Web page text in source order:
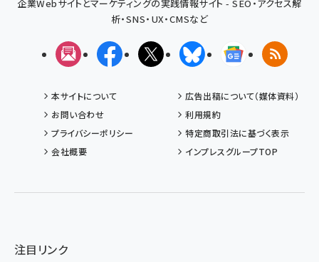
企業Webサイトとマーケティングの実践情報サイト - SEO・アクセス解
析・SNS・UX・CMSなど
メルマガFacebookX(エックス)BlueskyGoogleニュ
RSS
本サイトについて
広告出稿について（媒体資料）
お問い合わせ
利用規約
プライバシーポリシー
特定商取引法に基づく表示
会社概要
インプレスグループTOP
注目リンク